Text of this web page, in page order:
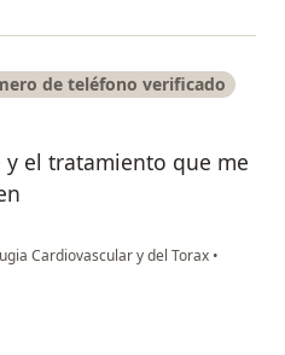
de teléfono verificado
el tratamiento que me
Cardiovascular y del Torax •